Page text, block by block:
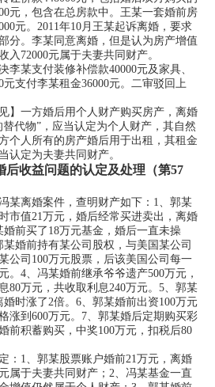
元，包含在总房款中。王某一套婚前房
元。2011年10月王某起诉离婚，要求
分。李某同意离婚，但是认为房产增值
入72000元属于夫妻共同财产。
某支付装修补偿款40000元及家具、
元支付李某租金36000元。二审驳回上
一方婚后用个人财产购买房产，离婚
代物”，应当认定为个人财产，其自然
个人所有的房产婚后用于出租，其租金
认定为夫妻共同财产。
后收益问题的认定及处理（第57
离婚案件，查明财产如下：1、郭某
市值21万元，婚后经常买进卖出，离婚
婚前买了18万元基金，婚后一直未操
某婚前持有某公司股权，与美国某公司
公司100万元股票，后该美国公司每一
。4、冯某婚前继承爷爷遗产500万元，
80万元，共收取利息240万元。5、郭某
时涨了2倍。6、郭某婚前出资100万元
涨到600万元。7、郭某婚后定期购买彩
前积蓄购买，中奖100万元，扣税后80
1、郭某股票账户婚前21万元，离婚
属于夫妻共同财产；2、冯某基金一直